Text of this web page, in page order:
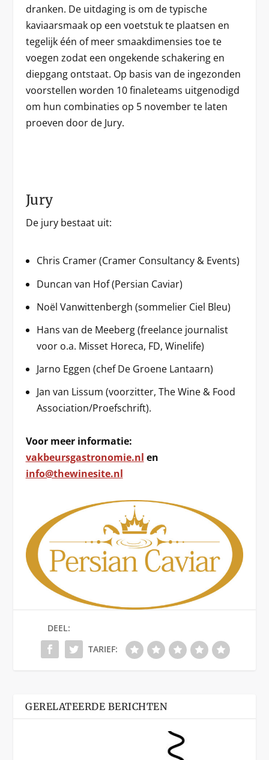
dranken. De uitdaging is om de typische
kaviaarsmaak op een voetstuk te plaatsen en
tegelijk één of meer smaakdimensies toe te
voegen zodat een ongekende schakering en
diepgang ontstaat. Op basis van de ingezonden
voorstellen worden 10 finaleteams uitgenodigd
om hun combinaties op 5 november te laten
proeven door de Jury.
Jury
De jury bestaat uit:
Chris Cramer (Cramer Consultancy & Events)
Duncan van Hof (Persian Caviar)
Noël Vanwittenbergh (sommelier Ciel Bleu)
Hans van de Meeberg (freelance journalist
voor o.a. Misset Horeca, FD, Winelife)
Jarno Eggen (chef De Groene Lantaarn)
Jan van Lissum (voorzitter, The Wine & Food
Association/Proefschrift).
Voor meer informatie:
vakbeursgastronomie.nl en
info@thewinesite.nl
DEEL:
TARIEF:
GERELATEERDE BERICHTEN